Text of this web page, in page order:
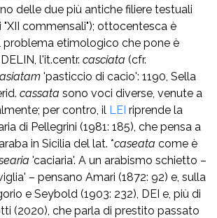
delle due più antiche filiere testuali
"XII commensali"); ottocentesca è
problema etimologico che pone è
l'it.centr. casciata (cfr.
'pasticcio di cacio': 1190, Sella
cassata sono voci diverse, venute a
per contro, il LEI riprende la
di Pellegrini (1981: 185), che pensa a
in Sicilia del lat. *caseata come è
'caciaria'. A un arabismo schietto –
– pensano Amari (1872: 92) e, sulla
e Seybold (1903: 232), DEI e, più di
(2020), che parla di prestito passato